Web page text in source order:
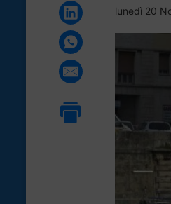
lunedì 20